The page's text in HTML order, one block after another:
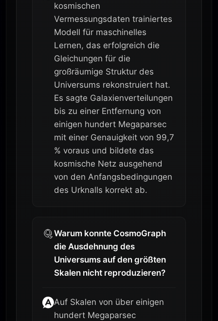
kosmischen
Vermessungsdaten trainiertes
Modell für maschinelles
Lernen, das erfolgreich die
Gleichungen für die
großräumige Struktur des
Universums rekonstruiert hat.
Es sagte Galaxienverteilungen
bis zu einer Entfernung von
einigen hundert Megaparsec
mit einer Genauigkeit von 99,7
% voraus und bildete das
kosmische Netz ausgehend
von den Anfangsbedingungen
des Urknalls korrekt ab.
Warum konnte CosmoGraph
die Ausdehnung des
Universums auf den größten
Skalen nicht reproduzieren?
Auf Skalen von über einigen
hundert Megaparsec